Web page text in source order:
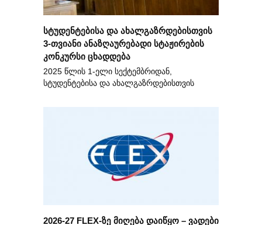
სტუდენტებისა და ახალგაზრდებისთვის
3-თვიანი ანაზღაურებადი სტაჟირების
კონკურსი ცხადდება
2025 წლის 1-ელი სექტემბრიდან,
სტუდენტებისა და ახალგაზრდებისთვის
2026-27 FLEX-ზე მიღება დაიწყო – ვადები